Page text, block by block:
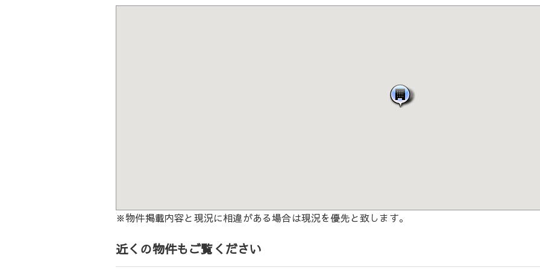
※物件掲載内容と現況に相違がある場合は現況を優先と致します。
近くの物件もご覧ください